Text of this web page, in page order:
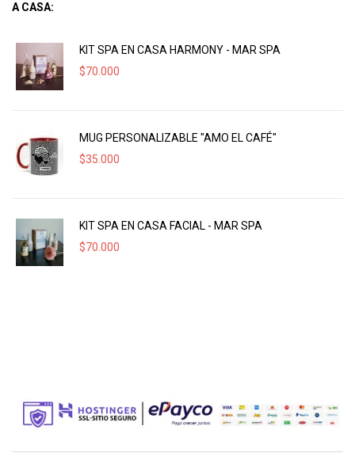
A CASA:
KIT SPA EN CASA HARMONY - MAR SPA
$70.000
MUG PERSONALIZABLE "AMO EL CAFÉ"
$35.000
KIT SPA EN CASA FACIAL - MAR SPA
$70.000